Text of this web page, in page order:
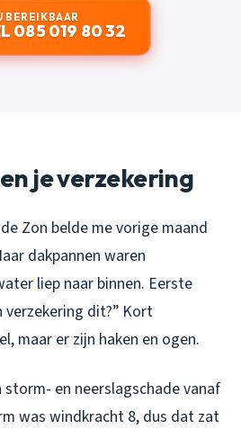
BEREIKBAAR
085 019 80 32
je verzekering
Zon belde me vorige maand
dakpannen waren
liep naar binnen. Eerste
dit?” Kort
maar er zijn haken en ogen.
storm- en neerslagschade vanaf
was windkracht 8, dus dat zat